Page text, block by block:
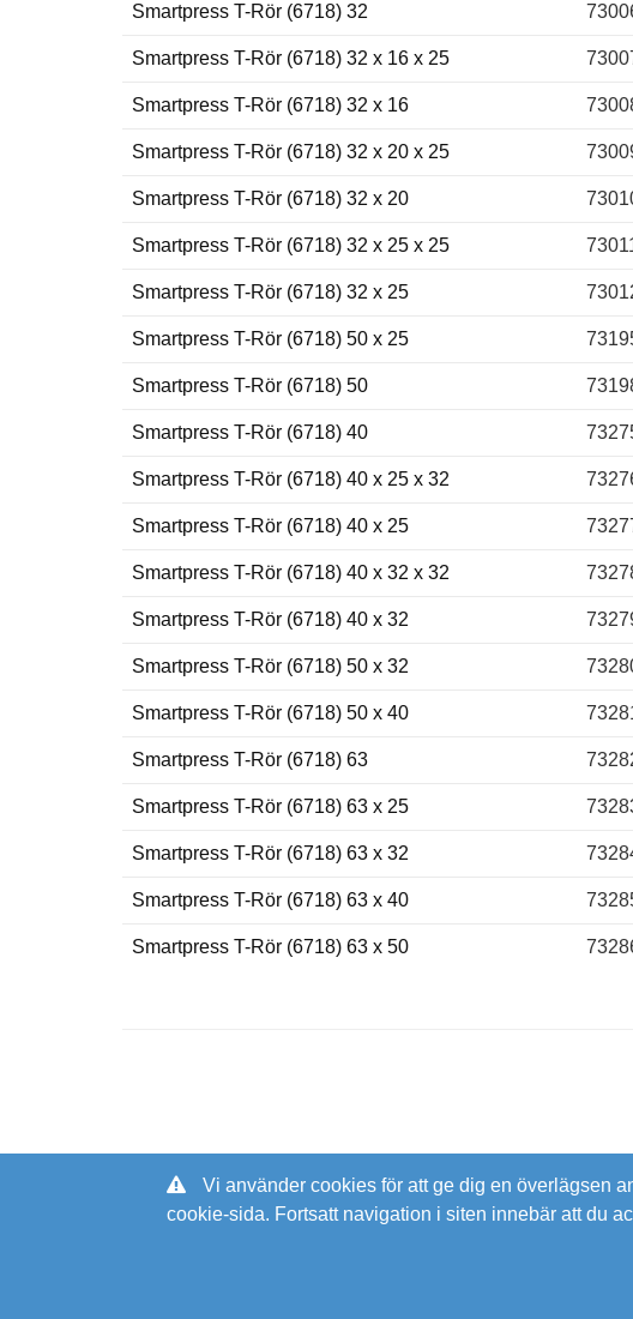
Smartpress T-Rör (6718) 32
Smartpress T-Rör (6718) 32 x 16 x 25
Smartpress T-Rör (6718) 32 x 16
Smartpress T-Rör (6718) 32 x 20 x 25
Smartpress T-Rör (6718) 32 x 20
Smartpress T-Rör (6718) 32 x 25 x 25
Smartpress T-Rör (6718) 32 x 25
Smartpress T-Rör (6718) 50 x 25
Smartpress T-Rör (6718) 50
Smartpress T-Rör (6718) 40
Smartpress T-Rör (6718) 40 x 25 x 32
Smartpress T-Rör (6718) 40 x 25
Smartpress T-Rör (6718) 40 x 32 x 32
Smartpress T-Rör (6718) 40 x 32
Smartpress T-Rör (6718) 50 x 32
Smartpress T-Rör (6718) 50 x 40
Smartpress T-Rör (6718) 63
Smartpress T-Rör (6718) 63 x 25
Smartpress T-Rör (6718) 63 x 32
Smartpress T-Rör (6718) 63 x 40
Smartpress T-Rör (6718) 63 x 50
Vi använder cookies för att ge dig en överlägsen
cookie-sida. Fortsatt navigation i siten innebär att du